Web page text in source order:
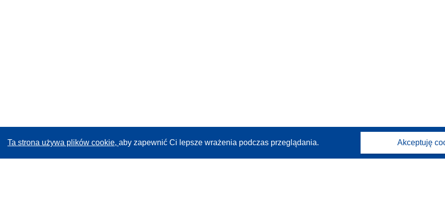
Ta strona używa plików cookie, aby zapewnić Ci lepsze wrażenia podczas przeglądania. Akceptuję